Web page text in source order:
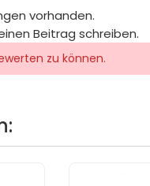
vorhanden.
Beitrag schreiben.
zu können.